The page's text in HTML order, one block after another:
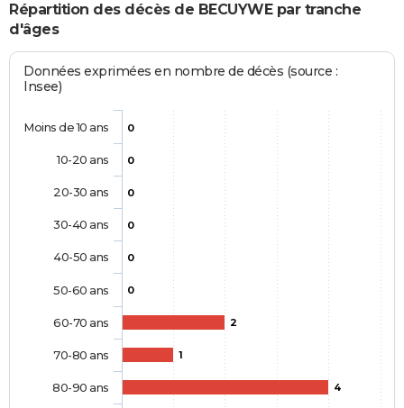
Répartition des décès de BECUYWE par tranche
d'âges
Données exprimées en nombre de décès (source :
Insee)
0
0
0
0
0
0
2
1
4
Moins de 10 ans
10-20 ans
20-30 ans
30-40 ans
40-50 ans
50-60 ans
60-70 ans
70-80 ans
80-90 ans